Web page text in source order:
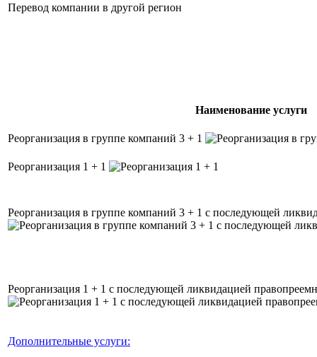
Перевод компании в другой регион
Наименование услуги
Реорганизация в группе компаний 3 + 1
Реорганизация 1 + 1
Реорганизация в группе компаний 3 + 1 с последующей
Реорганизация 1 + 1 с последующей ликвидацией
Дополнительные услуги: